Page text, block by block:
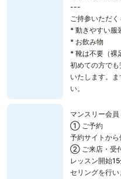
---
ご持参いただく
* 動きやすい服
* お飲み物
* 靴は不要（裸
初めての方で
いたします。
い。
マンスリー会
① ご予約
予約サイトから
② ご来店・受
レッスン開始
セリングを行い